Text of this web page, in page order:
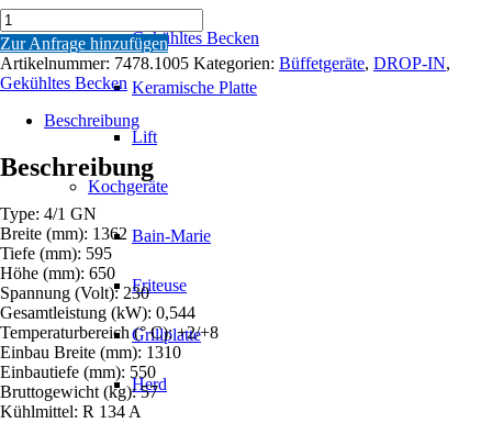
Gekühltes Becken
Keramische Platte
Lift
Kochgeräte
Bain-Marie
Friteuse
Grillplatte
Herd
GEKÜHLTEM
BECKEN
4/1
Menge
Zur Anfrage hinzufügen
Artikelnummer: 7478.1005 Kategorien: Büffetgeräte, DROP-IN,
Gekühltes Becken
Beschreibung
Beschreibung
Type: 4/1 GN
Breite (mm): 1362
Tiefe (mm): 595
Höhe (mm): 650
Spannung (Volt): 230
Gesamtleistung (kW): 0,544
Temperaturbereich (° C): +2/+8
Einbau Breite (mm): 1310
Einbautiefe (mm): 550
Bruttogewicht (kg): 57
Kühlmittel: R 134 A